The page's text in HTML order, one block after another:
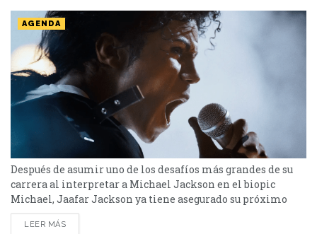
AGENDA
Después de asumir uno de los desafíos más grandes de su
carrera al interpretar a Michael Jackson en el biopic
Michael, Jaafar Jackson ya tiene asegurado su próximo
paso en Hollywood. El actor fue confirmado como parte del
elenco de una nueva película de acción que estará
LEER MÁS